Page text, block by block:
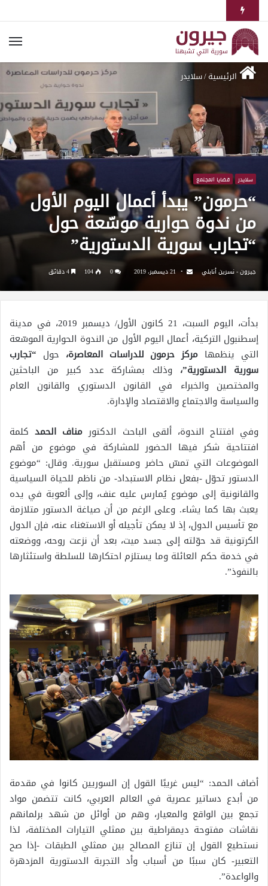
الرئيسية/سلايدر
سلايدر قضايا المجتمع
“حرمون” يبدأ أعمال اليوم الأول
من ندوة حوارية موسّعة حول
“تجارب سورية الدستورية”
جيرون - نسرين أنابلي 21 ديسمبر، 2019 104
بدأت، اليوم السبت، 21 كانون الأول/ ديسمبر 2019، في مدينة
إسطنبول التركية، أعمال اليوم الأول من الندوة الحوارية الموسّعة
التي ينظمها مركز حرمون للدراسات المعاصرة، حول “تجارب
سورية الدستورية”، وذلك بمشاركة عدد كبير من الباحثين
والمختصين والخبراء في القانون الدستوري والقانون العام
والسياسة والاجتماع والاقتصاد والإدارة.
وفي افتتاح الندوة، ألقى الباحث الدكتور مناف الحمد كلمة
افتتاحية شكر فيها الحضور للمشاركة في موضوع من أهم
الموضوعات التي تمسّ حاضر ومستقبل سورية. وقال: “موضوع
الدستور تحوّل -بفعل نظام الاستبداد- من ناظم للحياة السياسية
والقانونية إلى موضوع يُمارس عليه عنف، وإلى ألعوبة في يده
يعبث بها كما يشاء. وعلى الرغم من أن صياغة الدستور متلازمة
مع تأسيس الدول، إذ لا يمكن تأجيله أو الاستغناء عنه، فإن الدول
الكرتونية قد حوّلته إلى جسد ميت، بعد أن نزعت روحه، ووضعته
في خدمة حكم العائلة وما يستلزم احتكارها للسلطة واستئثارها
بالنفوذ”.
أضاف الحمد: “ليس غريبًا القول إن السوريين كانوا في مقدمة
من أبدع دساتير عصرية في العالم العربي، كانت تتضمن مواد
تجمع بين الواقع والمعيار، وهم من أوائل من شهد برلمانهم
نقاشات مفتوحة ديمقراطية بين ممثلي التيارات المختلفة، لذا
نستطيع القول إن تنازع المصالح بين ممثلي الطبقات -إذا صح
التعبير- كان سببًا من أسباب وأد التجربة الدستورية المزدهرة
والواعدة”.